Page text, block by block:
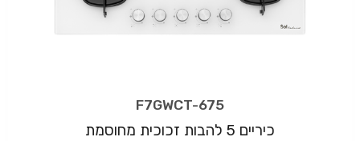
F7GWCT-675
כיריים 5 להבות זכוכית מחוסמת